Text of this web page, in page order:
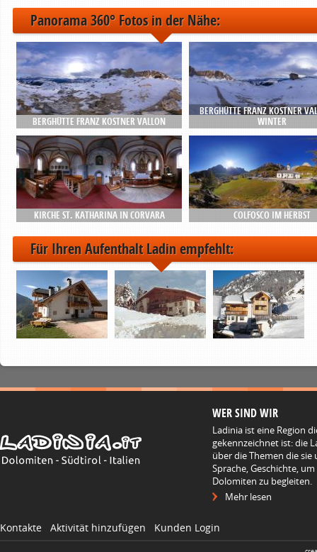
Panorama 360° Fotos in der Nähe:
BERGHÜTTE FRANZ KOSTNER VALLON
BERGHÜTTE FRANZ KOSTNER
WINTER
KIRCHE ST. KATHARINA IN CORVARA COLFOSCO IM HERBST
Für Ihren Aufenthalt Ladin empfehlt:
WER SIND WIR
Ladinia ist eine Region
gekennzeichnet ist: die
über die Themen die
Sprache, Geschichte,
Dolomiten zu begleiten.
Mehr lesen
Kontakte Aktivität hinzufügen Kunden Login